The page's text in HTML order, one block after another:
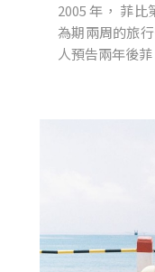
2005 年， 菲
為期兩周的旅
人預告兩年後